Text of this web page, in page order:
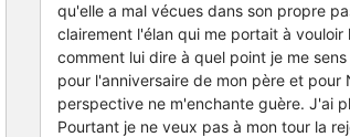
qu'elle a mal vécues dans son propre
clairement l'élan qui me portait à
comment lui dire à quel point je me
pour l'anniversaire de mon père et
perspective ne m'enchante guère. J'ai
Pourtant je ne veux pas à mon tour la